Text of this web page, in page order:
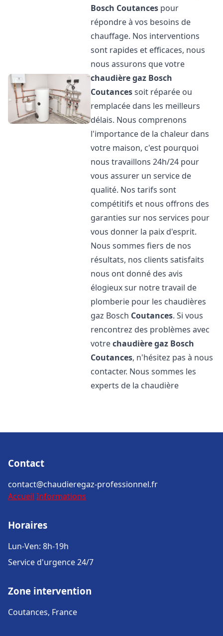
Bosch Coutances pour
répondre à vos besoins de
chauffage. Nos interventions
sont rapides et efficaces, nous
nous assurons que votre
chaudière gaz Bosch
Coutancessoit réparée ou
remplacée dans les meilleurs
délais. Nous comprenons
l'importance de la chaleur dans
votre maison, c'est pourquoi
nous travaillons 24h/24 pour
vous assurer un service de
qualité. Nos tarifs sont
compétitifs et nous offrons des
garanties sur nos services pour
vous donner la paix d'esprit.
Nous sommes fiers de nos
résultats, nos clients satisfaits
nous ont donné des avis
élogieux sur notre travail de
plomberie pour les chaudières
gaz Bosch Coutances. Si vous
rencontrez des problèmes avec
votrechaudière gaz Bosch
Coutances, n'hésitez pas à nous
contacter. Nous sommes les
experts de la chaudière
Contact
contact@chaudieregaz-professionnel.fr
Accueil Informations
Horaires
Lun-Ven: 8h-19h
Service d'urgence 24/7
Zone intervention
Coutances, France